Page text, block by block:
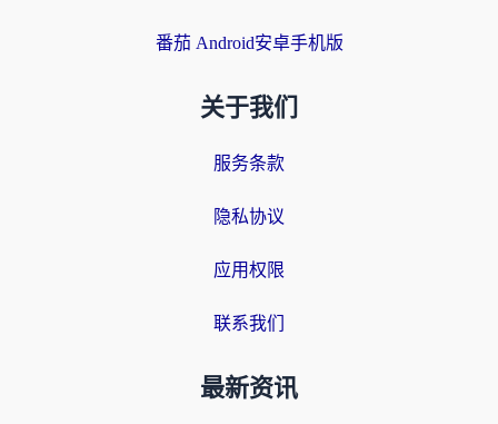
番茄 Android安卓手机版
关于我们
服务条款
隐私协议
应用权限
联系我们
最新资讯